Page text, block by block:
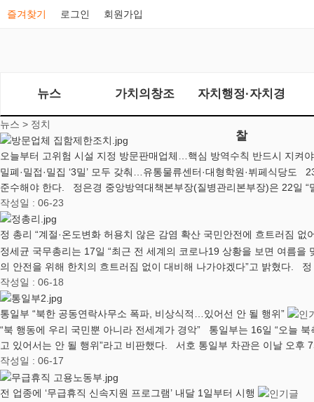
즐겨찾기 로그인 회원가입
뉴스 가치의창조 자치행정·자치경
찰
뉴스 > 정치
오늘부터 고위험 시설 지정 방문판매업체…핵심 방역수칙 반드시 지켜
밀폐·밀접·밀집 ‘3밀’ 모두 갖춰…유통물류센터·대형학원·뷔페식당
준수해야 한다. 정은경 중앙방역대책본부장(질병관리본부장)은 22일 “
작성일 : 06-23
정 총리 “계절·온도변화 허용치 않은 감염 확산 국민안전에 흐트러짐 없
정세균 국무총리는 17일 “최근 전 세계의 코로나19 상황을 보면 여름
의 안전을 위해 한치의 흐트러짐 없이 대비해 나가야겠다”고 밝혔다.
작성일 : 06-18
통일부 “북한 공동연락사무소 폭파, 비상식적…있어선 안 될 행위”
“북 행동에 우리 국민뿐 아니라 전세계가 경악” 통일부는 16일 “오늘
고 있어서는 안 될 행위”라고 비판했다. 서호 통일부 차관은 이날 오후
작성일 : 06-17
전 업종에 ‘무급휴직 신속지원 프로그램’ 내달 1일부터 시행